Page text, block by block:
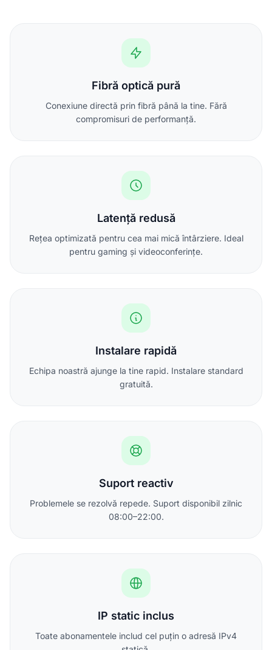
Fibră optică pură
Conexiune directă prin fibră până la tine. Fără
compromisuri de performanță.
Latență redusă
Rețea optimizată pentru cea mai mică întârziere. Ideal
pentru gaming și videoconferințe.
Instalare rapidă
Echipa noastră ajunge la tine rapid. Instalare standard
gratuită.
Suport reactiv
Problemele se rezolvă repede. Suport disponibil zilnic
08:00–22:00.
IP static inclus
Toate abonamentele includ cel puțin o adresă IPv4